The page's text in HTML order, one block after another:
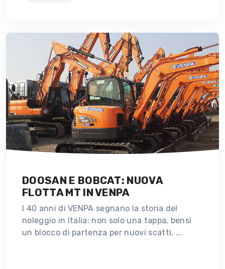
DOOSAN E BOBCAT: NUOVA
FLOTTA MT IN VENPA
I 40 anni di VENPA segnano la storia del
noleggio in Italia: non solo una tappa, bensì
un blocco di partenza per nuovi scatti, ...